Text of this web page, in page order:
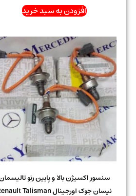
افزودن به سبد خرید
سنسور اکسیژن بالا و پایین رنو تالیسمان
نیسان جوک اورجینال Renault Talisman